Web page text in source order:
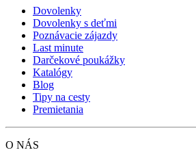
Dovolenky
Dovolenky s deťmi
Poznávacie zájazdy
Last minute
Darčekové poukážky
Katalógy
Blog
Tipy na cesty
Premietania
O NÁS